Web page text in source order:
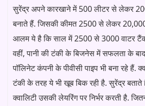
सुरेंद्र अपने कारखाने में 500 लीटर से लेकर
बनाते हैं. जिसकी कीमत 2500 से लेकर
आलम ये है कि साल में 2500 से 3000 वाटर टैंक
वहीं, पानी की टंकी के बिजनेस में सफलता के
पॉलिनेट कंपनी के पीवीसी पाइप भी बना रहे हैं.
टंकी के तरह ये भी खूब बिक रही है. सुरेंद्र बताते
क्वालिटी उसकी लेयरिंग पर निर्भर करती है.